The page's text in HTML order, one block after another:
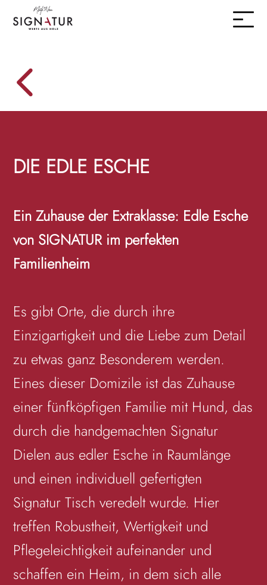
DIE EDLE ESCHE
Ein Zuhause der Extraklasse: Edle Esche
von SIGNATUR im perfekten
Familienheim
Es gibt Orte, die durch ihre
Einzigartigkeit und die Liebe zum Detail
zu etwas ganz Besonderem werden.
Eines dieser Domizile ist das Zuhause
einer fünfköpfigen Familie mit Hund, das
durch die handgemachten Signatur
Dielen aus edler Esche in Raumlänge
und einen individuell gefertigten
Signatur Tisch veredelt wurde. Hier
treffen Robustheit, Wertigkeit und
Pflegeleichtigkeit aufeinander und
schaffen ein Heim, in dem sich alle